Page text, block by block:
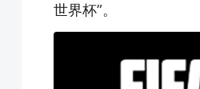
世界杯”。